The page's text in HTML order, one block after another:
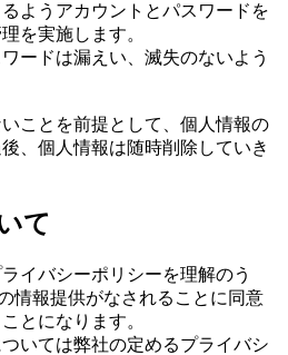
ようアカウントとパスワードを
を実施します。
ードは漏えい、滅失のないよう
ことを前提として、個人情報の
、個人情報は随時削除していき
て
イバシーポリシーを理解のう
情報提供がなされることに同意
とになります。
いては弊社の定めるプライバシ